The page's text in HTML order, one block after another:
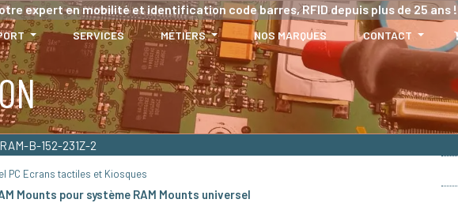
expert en mobilité et identification code barres, RFID depuis plus de 25 ans !
SERVICES MÉTIERS NOS MARQUES CONTACT
RAM-B-152-231Z-2
PC Ecrans tactiles et Kiosques
Mounts pour système RAM Mounts universel